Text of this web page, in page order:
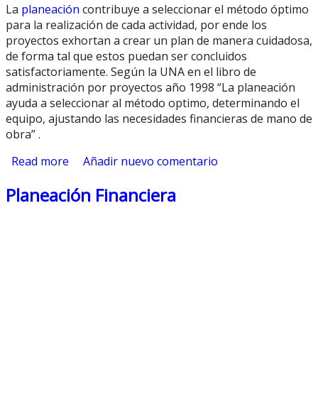
La planeación contribuye a seleccionar el método óptimo
para la realización de cada actividad, por ende los
proyectos exhortan a crear un plan de manera cuidadosa,
de forma tal que estos puedan ser concluidos
satisfactoriamente. Según la UNA en el libro de
administración por proyectos año 1998 “La planeación
ayuda a seleccionar al método optimo, determinando el
equipo, ajustando las necesidades financieras de mano de
obra” .
Read more about Planeación
Añadir nuevo comentario
Planeación Financiera